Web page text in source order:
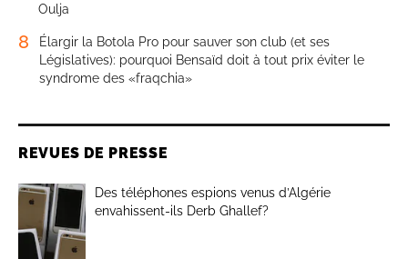
Oulja
8
Élargir la Botola Pro pour sauver son club (et ses
Législatives): pourquoi Bensaïd doit à tout prix éviter le
syndrome des «fraqchia»
REVUES DE PRESSE
Des téléphones espions venus d’Algérie
envahissent-ils Derb Ghallef?